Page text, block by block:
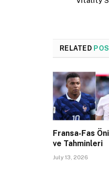
RELATED
Fransa-Fas
ve Tahminleri
July 13, 2026